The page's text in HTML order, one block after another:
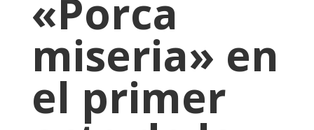
«Porca
miseria» en
el primer